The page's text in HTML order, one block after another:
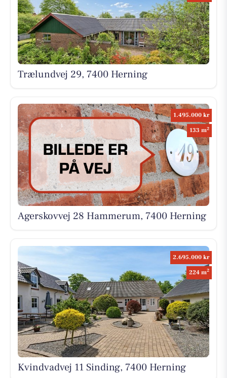
Trælundvej 29, 7400 Herning
1.495.000 kr
133 m2
Agerskovvej 28 Hammerum, 7400 Herning
2.695.000 kr
224 m2
Kvindvadvej 11 Sinding, 7400 Herning